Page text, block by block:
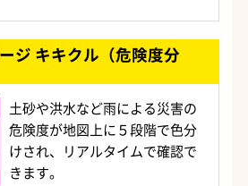
ジ キキクル（危険度分
土砂や洪水など雨による災害の
危険度が地図上に５段階で色分
けされ、リアルタイムで確認で
きます。